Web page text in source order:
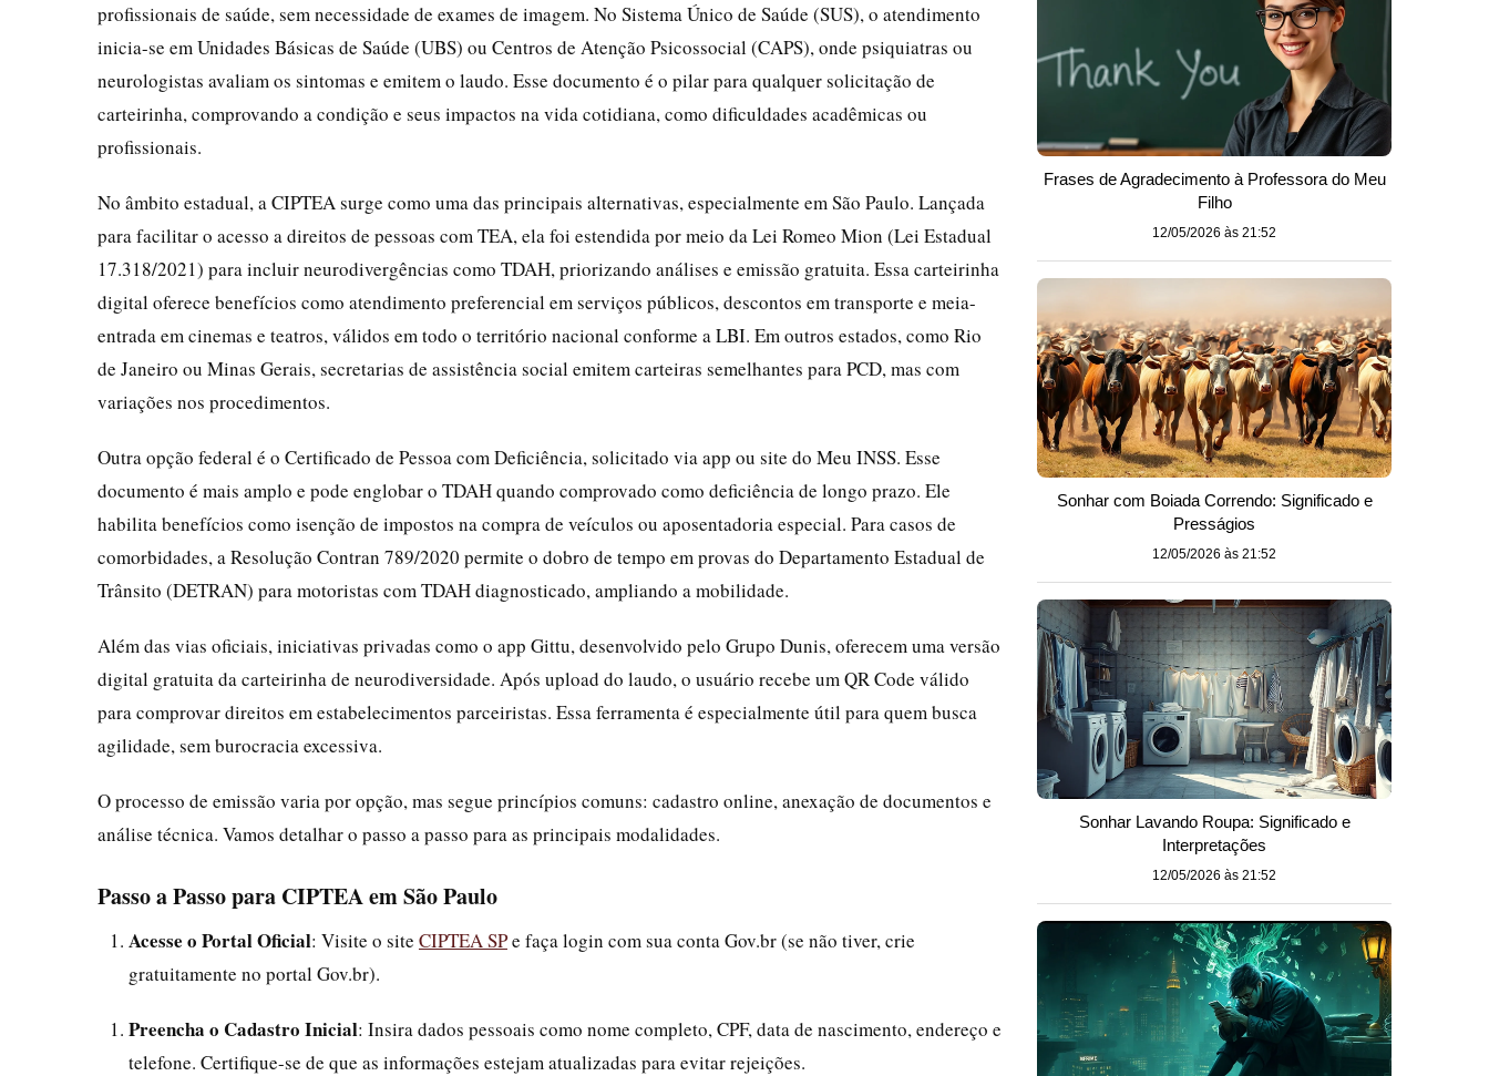
profissionais de saúde, sem necessidade de exames de imagem. No Sistema Único de Saúde (SUS), o atendimento
inicia-se em Unidades Básicas de Saúde (UBS) ou Centros de Atenção Psicossocial (CAPS), onde psiquiatras ou
neurologistas avaliam os sintomas e emitem o laudo. Esse documento é o pilar para qualquer solicitação de
carteirinha, comprovando a condição e seus impactos na vida cotidiana, como dificuldades acadêmicas ou
profissionais.
No âmbito estadual, a CIPTEA surge como uma das principais alternativas, especialmente em São Paulo. Lançada
para facilitar o acesso a direitos de pessoas com TEA, ela foi estendida por meio da Lei Romeo Mion (Lei Estadual
17.318/2021) para incluir neurodivergências como TDAH, priorizando análises e emissão gratuita. Essa carteirinha
digital oferece benefícios como atendimento preferencial em serviços públicos, descontos em transporte e meia-
entrada em cinemas e teatros, válidos em todo o território nacional conforme a LBI. Em outros estados, como Rio
de Janeiro ou Minas Gerais, secretarias de assistência social emitem carteiras semelhantes para PCD, mas com
variações nos procedimentos.
Outra opção federal é o Certificado de Pessoa com Deficiência, solicitado via app ou site do Meu INSS. Esse
documento é mais amplo e pode englobar o TDAH quando comprovado como deficiência de longo prazo. Ele
habilita benefícios como isenção de impostos na compra de veículos ou aposentadoria especial. Para casos de
comorbidades, a Resolução Contran 789/2020 permite o dobro de tempo em provas do Departamento Estadual de
Trânsito (DETRAN) para motoristas com TDAH diagnosticado, ampliando a mobilidade.
Além das vias oficiais, iniciativas privadas como o app Gittu, desenvolvido pelo Grupo Dunis, oferecem uma versão
digital gratuita da carteirinha de neurodiversidade. Após upload do laudo, o usuário recebe um QR Code válido
para comprovar direitos em estabelecimentos parceiristas. Essa ferramenta é especialmente útil para quem busca
agilidade, sem burocracia excessiva.
O processo de emissão varia por opção, mas segue princípios comuns: cadastro online, anexação de documentos e
análise técnica. Vamos detalhar o passo a passo para as principais modalidades.
Passo a Passo para CIPTEA em São Paulo
Acesse o Portal Oficial: Visite o site CIPTEA SPe faça login com sua conta Gov.br (se não tiver, crie
gratuitamente no portal Gov.br).
Preencha o Cadastro Inicial: Insira dados pessoais como nome completo, CPF, data de nascimento, endereço e
telefone. Certifique-se de que as informações estejam atualizadas para evitar rejeições.
Frases de Agradecimento à Professora do Meu
Filho
12/05/2026 às 21:52
Sonhar com Boiada Correndo: Significado e
Presságios
12/05/2026 às 21:52
Sonhar Lavando Roupa: Significado e
Interpretações
12/05/2026 às 21:52